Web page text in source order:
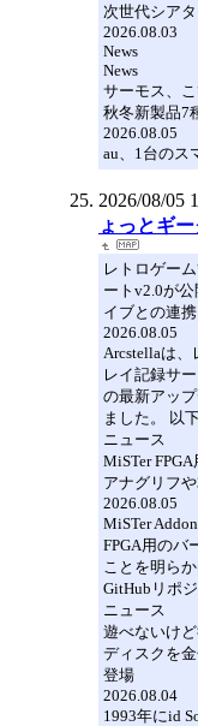
次世代シアタ
2026.08.03
News
News
サーモス、
秋冬新製品7
2026.08.05
au、1台のス
2026/08/05
ょっとギ
レトロゲー
ートv2.0が
イブとの連
2026.08.05
Arcstellaは
レイ記録サー
の最新アッ
ました。 以
ニュース
MiSTer
アナグリフ
2026.08.05
MiSTer
FPGA用のバ
ことを明ら
GitHubリポ
ニュース
遊べないけ
ディスクを
登場
2026.08.04
1993年にid